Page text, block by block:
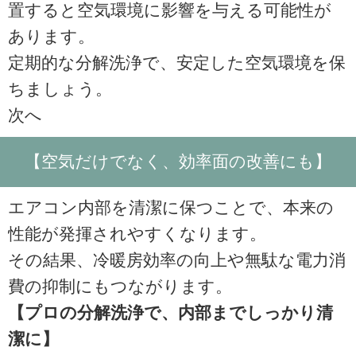
置すると空気環境に影響を与える可能性が
あります。
定期的な分解洗浄で、安定した空気環境を保
ちましょう。
次へ
【空気だけでなく、効率面の改善にも】
エアコン内部を清潔に保つことで、本来の
性能が発揮されやすくなります。
その結果、冷暖房効率の向上や無駄な電力消
費の抑制にもつながります。
【プロの分解洗浄で、内部までしっかり清
潔に】